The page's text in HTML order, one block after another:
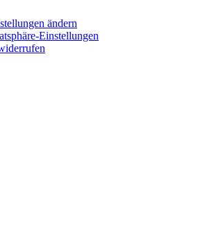
ändern
Einstellungen